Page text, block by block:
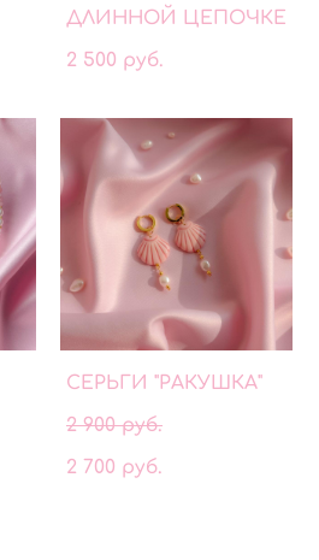
ДЛИННОЙ ЦЕПОЧКЕ
2 500 pуб.
СЕРЬГИ "РАКУШКА"
2 900 pуб.
2 700 pуб.